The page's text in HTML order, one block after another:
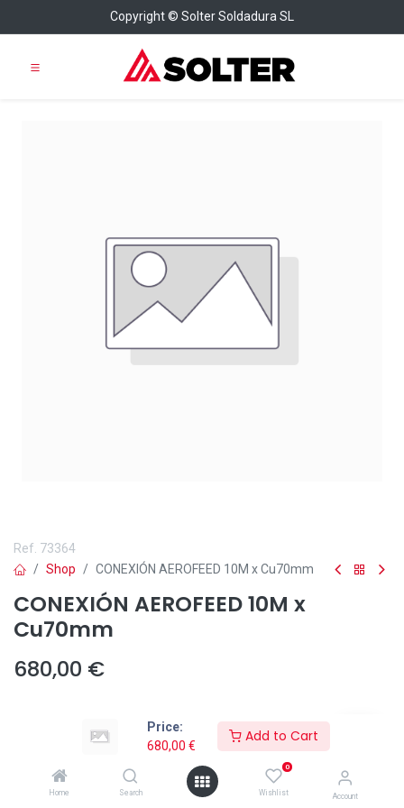
Price:
680,00 €
Add to Cart
Home Search
0
Wishlist Account
Copyright © Solter Soldadura SL
Ref. 73364
Shop
CONEXIÓN AEROFEED 10M x Cu70mm
CONEXIÓN AEROFEED 10M x
Cu70mm
680,00 €
Añadir a lista de deseos